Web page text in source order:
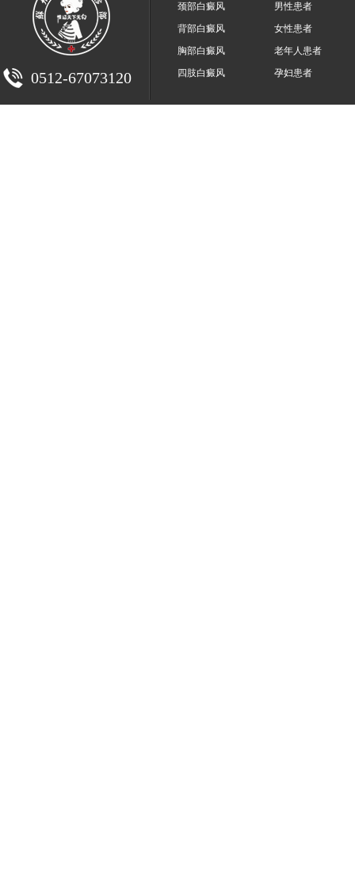
0512-67073120
颈部白癜风
背部白癜风
胸部白癜风
四肢白癜风
男性患者
女性患者
老年人患者
孕妇患者